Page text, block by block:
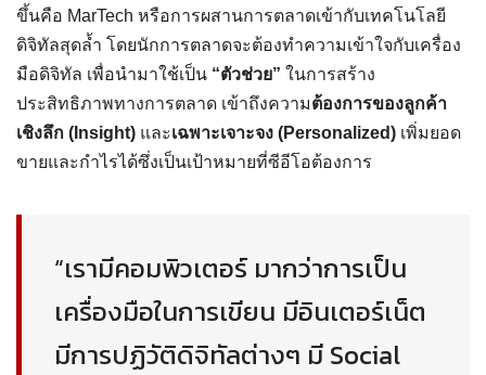
ขึ้นคือ MarTech หรือการผสานการตลาดเข้ากับเทคโนโลยี
ดิจิทัลสุดล้ำ โดยนักการตลาดจะต้องทำความเข้าใจกับเครื่อง
มือดิจิทัล เพื่อนำมาใช้เป็น “ตัวช่วย” ในการสร้าง
ประสิทธิภาพทางการตลาด เข้าถึงความต้องการของลูกค้า
เชิงลึก (Insight) และเฉพาะเจาะจง (Personalized) เพิ่มยอด
ขายและกำไรได้ซึ่งเป็นเป้าหมายที่ซีอีโอต้องการ
“เรามีคอมพิวเตอร์ มากว่าการเป็น
เครื่องมือในการเขียน มีอินเตอร์เน็ต
มีการปฏิวัติดิจิทัลต่างๆ มี Social